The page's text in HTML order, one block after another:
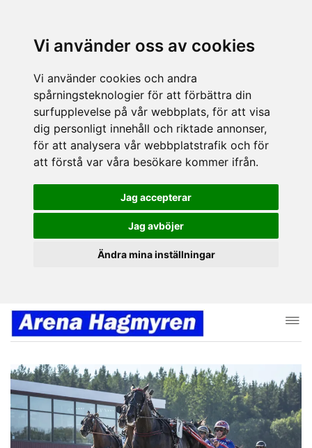
Vi använder oss av cookies
Vi använder cookies och andra
spårningsteknologier för att förbättra din
surfupplevelse på vår webbplats, för att visa
dig personligt innehåll och riktade annonser,
för att analysera vår webbplatstrafik och för
att förstå var våra besökare kommer ifrån.
Jag accepterar
Jag avböjer
Ändra mina inställningar